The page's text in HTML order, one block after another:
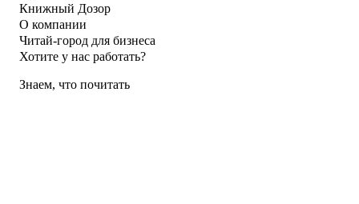
Книжный Дозор
О компании
Читай-город для бизнеса
Хотите у нас работать?
Знаем, что почитать